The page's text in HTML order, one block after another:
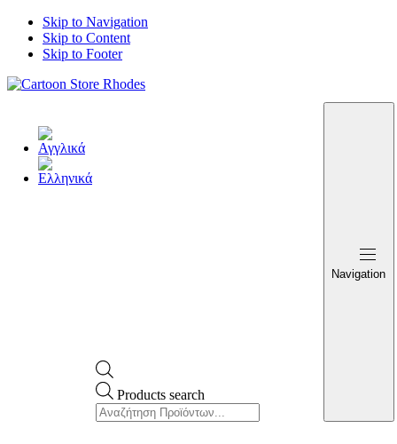
Skip to Navigation
Skip to Content
Skip to Footer
Products search
Navigation